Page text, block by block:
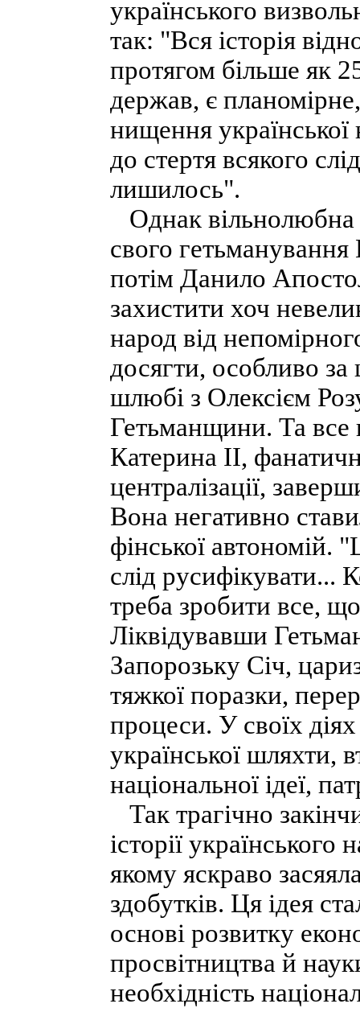
українського
так: "Вся історія
протягом більше як
держав, є
нищення
до стертя всякого
лишилось".
Однак вільнолюбна
свого
потім Данило
захистити хоч
народ від
досягти, особливо
шлюбі з Олексієм
Гетьманщини. Та все
Катерина II,
централізації,
Вона негативно
фінської автономій.
слід русифікувати...
треба зробити все,
Ліквідувавши
Запорозьку Січ,
тяжкої поразки,
процеси. У своїх
української шляхти,
національної ідеї,
Так трагічно
історії
якому яскраво
здобутків. Ця ідея
основі розвитку
просвітництва й
необхідність